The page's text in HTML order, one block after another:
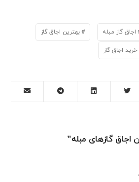
اجاق گاز مبله بهترین اجاق گاز
خرید اجاق گاز